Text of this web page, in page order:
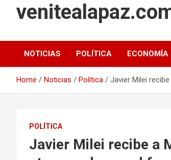
NOTICIAS POLÍTICA ECONOMÍA
Home Noticias Política Javier Milei
POLÍTICA
Javier Milei recibe a